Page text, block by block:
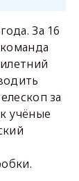
За 16
за
учёные